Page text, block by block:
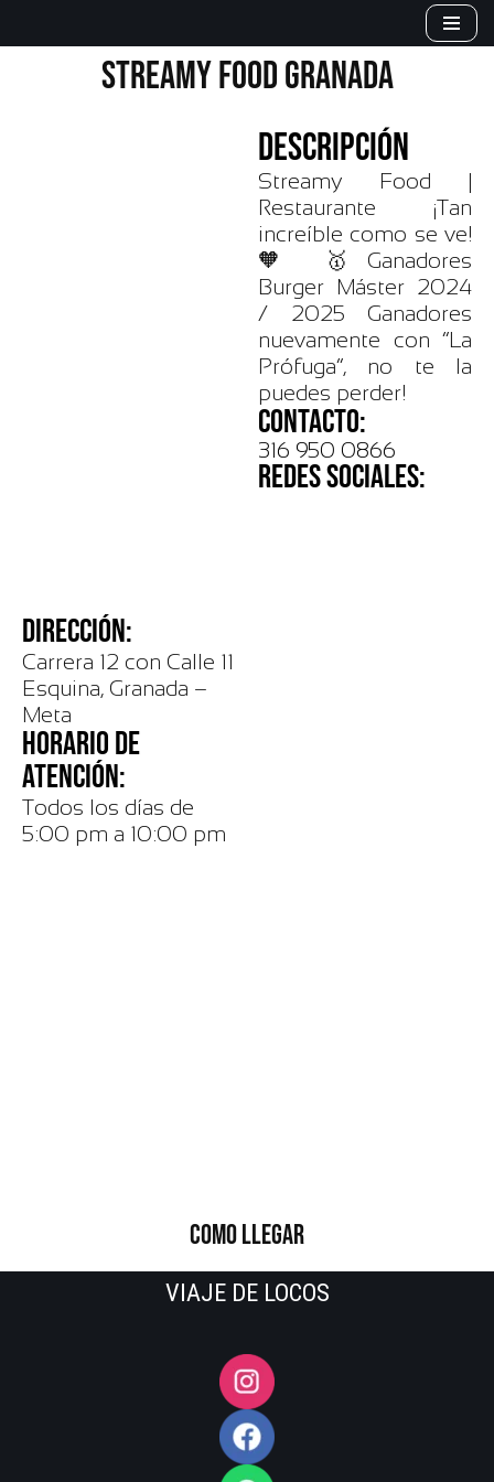
STREAMY FOOD GRANADA
DESCRIPCIÓN
Streamy Food |
Restaurante ¡Tan
increíble como se ve!
🧡 🥇Ganadores
Burger Máster 2024
/ 2025 Ganadores
nuevamente con “La
Prófuga”, no te la
puedes perder!
CONTACTO:
316 950 0866
REDES SOCIALES:
DIRECCIÓN:
Carrera 12 con Calle 11
Esquina, Granada –
Meta
HORARIO DE
ATENCIÓN:
Todos los días de
5:00 pm a 10:00 pm
COMO LLEGAR
VIAJE DE LOCOS